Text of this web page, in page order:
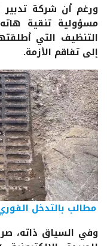
ورغم أن شركة
مسؤولية تنقية
التنظيف التي
إلى تفاقم الأزمة.
مطالب بالتدخل
وفي السياق ذاته،